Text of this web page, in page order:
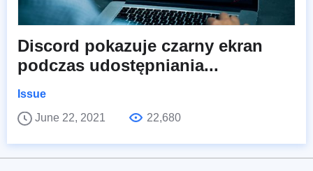
Discord pokazuje czarny ekran
podczas udostępniania...
Issue
June 22, 2021
22,680